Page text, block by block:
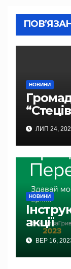
НОВИНИ
ЛИП 24,
НОВИНИ
акції
ВЕР 16,